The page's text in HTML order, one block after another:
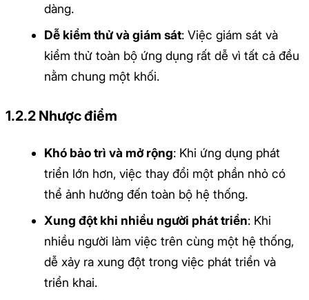
dàng.
Dễ kiểm thử và giám sát: Việc giám sát và
kiểm thử toàn bộ ứng dụng rất dễ vì tất cả đều
nằm chung một khối.
1.2.2 Nhược điểm
Khó bảo trì và mở rộng: Khi ứng dụng phát
triển lớn hơn, việc thay đổi một phần nhỏ có
thể ảnh hưởng đến toàn bộ hệ thống.
Xung đột khi nhiều người phát triển: Khi
nhiều người làm việc trên cùng một hệ thống,
dễ xảy ra xung đột trong việc phát triển và
triển khai.